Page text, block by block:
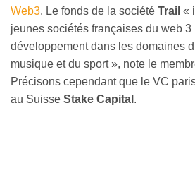
Web3. Le fonds de la société Trail «
jeunes sociétés françaises du web
développement dans les domaines
musique et du sport », note le
Précisons cependant que le VC
au Suisse Stake Capital .